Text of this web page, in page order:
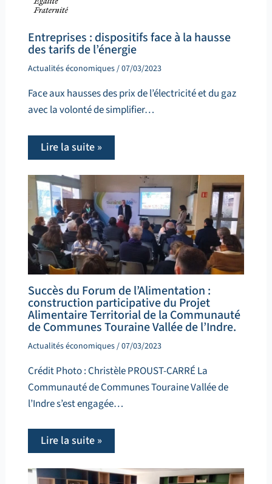
Entreprises : dispositifs face à la hausse
des tarifs de l’énergie
Actualités économiques/07/03/2023
Face aux hausses des prix de l’électricité et du gaz
avec la volonté de simplifier…
Lire la suite »
Succès du Forum de l’Alimentation :
construction participative du Projet
Alimentaire Territorial de la Communauté
de Communes Touraine Vallée de l’Indre.
Actualités économiques/07/03/2023
Crédit Photo : Christèle PROUST-CARRÉ La
Communauté de Communes Touraine Vallée de
l’Indre s’est engagée…
Lire la suite »